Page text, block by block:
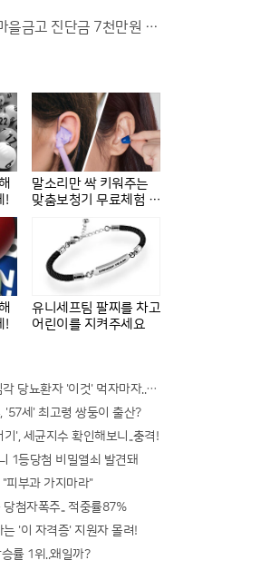
을금고 진단금 7천만원 비
!
말소리만 싹 키워주는
맞춤보청기 무료체험 지
!
유니세프팀 팔찌를 차고
어린이를 지켜주세요
"공복혈당" 300넘는 심각 당뇨환자 '이것' 먹자마자..바로
'57세' 최고령 쌍둥이 출산?
', 세균지수 확인해보니..충격!
1등당첨 비밀열쇠 발견돼
피부과 가지마라"
첨자폭주.. 적중률87%
'이 자격증' 지원자 몰려!
률 1위..왜일까?